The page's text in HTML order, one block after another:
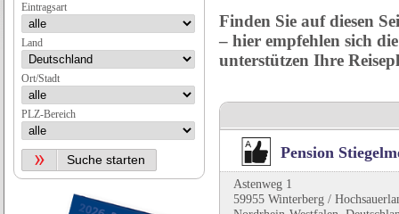
Finden Sie auf diesen
– hier empfehlen sich
unterstützen Ihre
Pension
Astenweg 1
59955 Winterberg /
Eintragsart
Land
Ort/Stadt
PLZ-Bereich